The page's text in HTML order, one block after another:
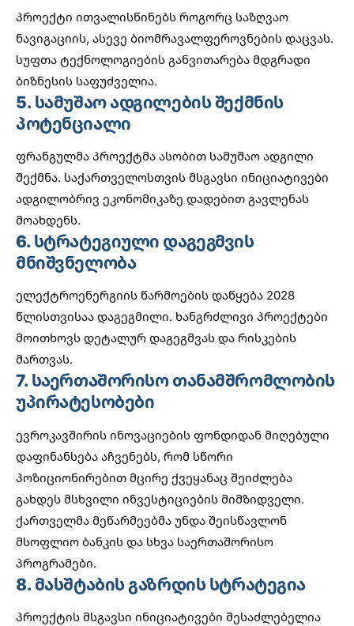
პროექტი ითვალისწინებს როგორც საზღვაო
ნავიგაციის, ასევე ბიომრავალფეროვნების დაცვას.
სუფთა ტექნოლოგიების განვითარება მდგრადი
ბიზნესის საფუძველია.
5. სამუშაო ადგილების შექმნის
პოტენციალი
ფრანგულმა პროექტმა ასობით სამუშაო ადგილი
შექმნა. საქართველოსთვის მსგავსი ინიციატივები
ადგილობრივ ეკონომიკაზე დადებით გავლენას
მოახდენს.
6. სტრატეგიული დაგეგმვის
მნიშვნელობა
ელექტროენერგიის წარმოების დაწყება 2028
წლისთვისაა დაგეგმილი. ხანგრძლივი პროექტები
მოითხოვს დეტალურ დაგეგმვას და რისკების
მართვას.
7. საერთაშორისო თანამშრომლობის
უპირატესობები
ევროკავშირის ინოვაციების ფონდიდან მიღებული
დაფინანსება აჩვენებს, რომ სწორი
პოზიციონირებით მცირე ქვეყანაც შეიძლება
გახდეს მსხვილი ინვესტიციების მიმზიდველი.
ქართველმა მეწარმეებმა უნდა შეისწავლონ
მსოფლიო ბანკის და სხვა საერთაშორისო
პროგრამები.
8. მასშტაბის გაზრდის სტრატეგია
პროექტის მსგავსი ინიციატივები შესაძლებელია